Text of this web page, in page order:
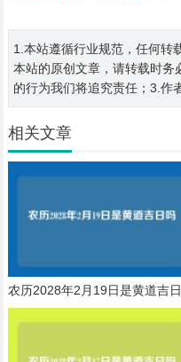
1.本站遵循行业规范，任何转
本站的原创文章，请转载时务
的行为我们将追究责任；3.作
相关文章
农历2028年2月19日是黄道吉